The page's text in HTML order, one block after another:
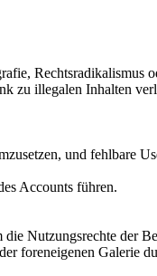
Rechtsradikalismus
zu illegalen Inhalten
und fehlbare
Accounts führen.
Nutzungsrechte der
foreneigenen Galerie